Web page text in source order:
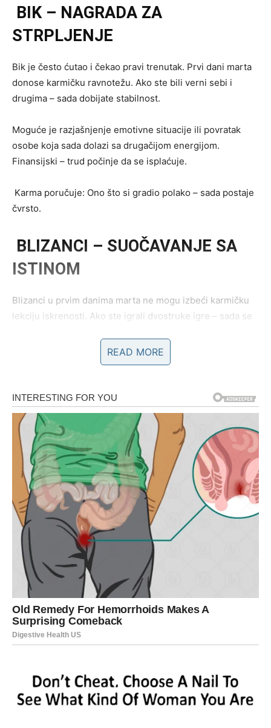
BIK – NAGRADA ZA
STRPLJENJE
Bik je često ćutao i čekao pravi trenutak. Prvi dani marta
donose karmičku ravnotežu. Ako ste bili verni sebi i
drugima – sada dobijate stabilnost.
Moguće je razjašnjenje emotivne situacije ili povratak
osobe koja sada dolazi sa drugačijom energijom.
Finansijski – trud počinje da se isplaćuje.
Karma poručuje: Ono što si gradio polako – sada postaje
čvrsto.
BLIZANCI – SUOČAVANJE SA
ISTINOM
Blizanci u prvim danima marta ne mogu izbeći karmičku
lekciju iskrenosti. Ako ste igrali dvostruke igre – sada se
U ljubavi – sudbinski razgovor.
Karma poručuje: Istina oslobađa, ali prvo boli.
RAK – KARMIČKO
RAZJAŠNJENJE LJUBAVI
Rak dobija priliku da zatvori staro poglavlje ili obnovi
odnos pod drugačijim uslovima.
Ako ste nekoga čekali – sada dolazi odgovor. Ako ste
trpeli – sada dolazi razotkrivanje.
Karma poručuje: Ljubav ne sme biti žrtva.
LAV – POVRATAK
Lav u ovim danima dobija karmičku potvrdu sopstvene
vrednosti.
READ MORE